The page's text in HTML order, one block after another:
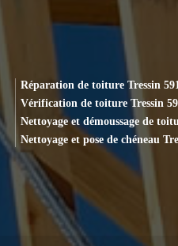
Réparation de toiture Tressin
Vérification de toiture Tressin
Nettoyage et démoussage de
Nettoyage et pose de chéneau